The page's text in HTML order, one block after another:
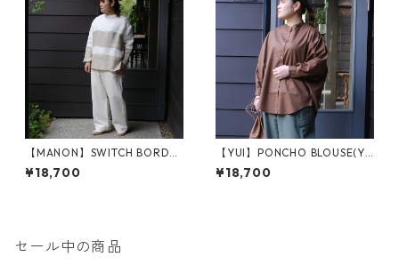
【MANON】SWITCH BORDE
R MESH LINEN P.O SHT (MNN
-SH-279)
¥18,700
【YUI】PONCHO BLOUSE(YP
BL-002)
¥18,700
セール中の商品